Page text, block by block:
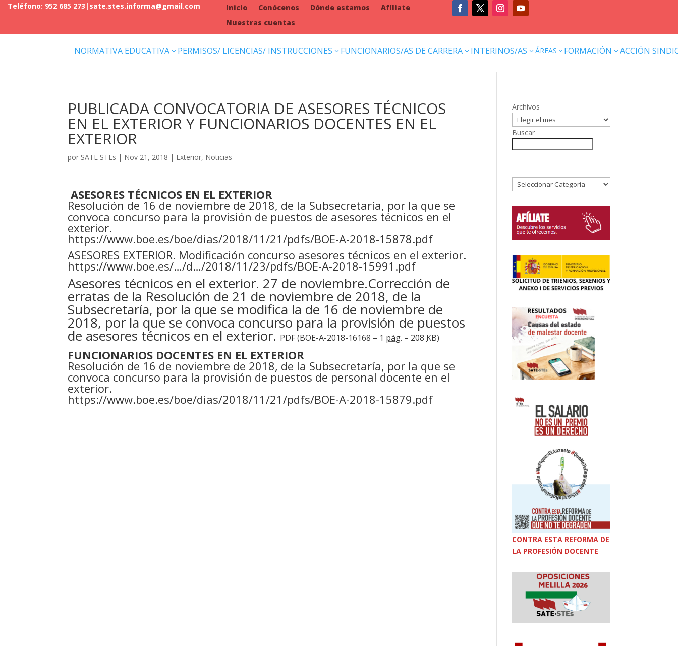
Teléfono: 952 685 273 | sate.stes.informa@gmail.com Inicio Conócenos Dónde estamos
Afíliate
Nuestras cuentas
NORMATIVA EDUCATIVA 3 PERMISOS/ LICENCIAS/ INSTRUCCIONES 3 FUNCIONARIOS/AS DE CARRERA 3 INTERINOS/AS 3ÁREAS 3 FORMACIÓN 3 ACCIÓN
PUBLICADA CONVOCATORIA DE ASESORES TÉCNICOS
EN EL EXTERIOR Y FUNCIONARIOS DOCENTES EN EL
EXTERIOR
por SATE STEs | Nov 21, 2018 | Exterior, Noticias
ASESORES TÉCNICOS EN EL EXTERIOR
Resolución de 16 de noviembre de 2018, de la Subsecretaría, por la que se
convoca concurso para la provisión de puestos de asesores técnicos en el
exterior.
https://www.boe.es/boe/dias/2018/11/21/pdfs/BOE-A-2018-15878.pdf
ASESORES EXTERIOR. Modificación concurso asesores técnicos en el exterior.
https://www.boe.es/…/d…/2018/11/23/pdfs/BOE-A-2018-15991.pdf
Asesores técnicos en el exterior. 27 de noviembre.Corrección de
erratas de la Resolución de 21 de noviembre de 2018, de la
Subsecretaría, por la que se modifica la de 16 de noviembre de
2018, por la que se convoca concurso para la provisión de puestos
de asesores técnicos en el exterior. PDF (BOE-A-2018-16168 – 1 pág. – 208 KB)
FUNCIONARIOS DOCENTES EN EL EXTERIOR
Resolución de 16 de noviembre de 2018, de la Subsecretaría, por la que se
convoca concurso para la provisión de puestos de personal docente en el
exterior.
https://www.boe.es/boe/dias/2018/11/21/pdfs/BOE-A-2018-15879.pdf
Archivos
Buscar
CONTRA ESTA REFORMA DE
LA PROFESIÓN DOCENTE